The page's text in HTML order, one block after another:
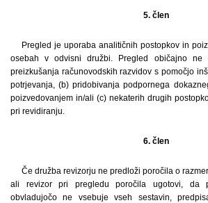
5. člen
Pregled je uporaba analitičnih postopkov in
osebah v odvisni družbi. Pregled običajno ne
preizkušanja računovodskih razvidov s pomočjo
potrjevanja, (b) pridobivanja podpornega
poizvedovanjem in/ali (c) nekaterih drugih
pri revidiranju.
6. člen
Če družba revizorju ne predloži poročila o
ali revizor pri pregledu poročila ugotovi, da
obvladujočo ne vsebuje vseh sestavin,